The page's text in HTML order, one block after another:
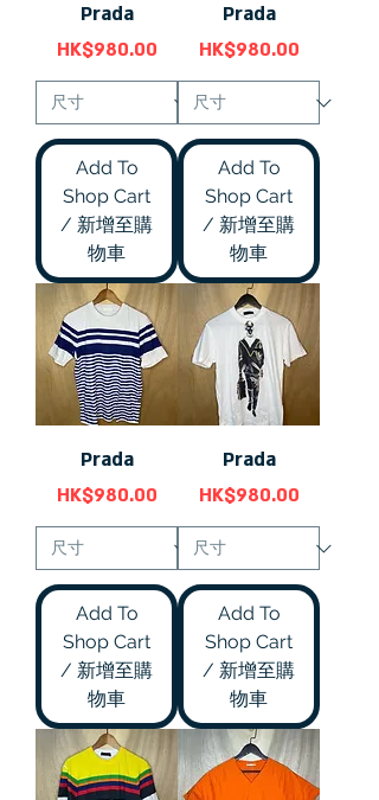
Prada
價格
HK$980.00
Add To
Shop Cart
/ 新增至購
物車
Prada
價格
HK$980.00
Add To
Shop Cart
/ 新增至購
物車
Prada
價格
HK$980.00
Add To
Shop Cart
/ 新增至購
物車
Prada
價格
HK$980.00
Add To
Shop Cart
/ 新增至購
物車